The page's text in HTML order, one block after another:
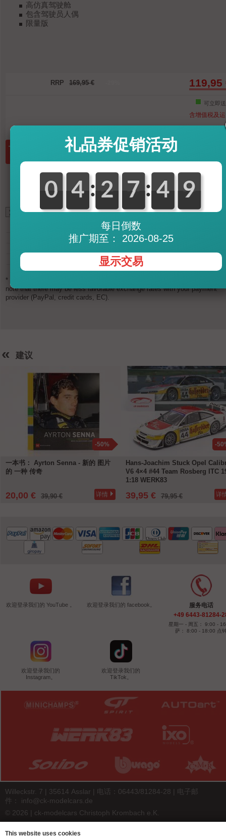
高仿真驾驶舱
包含驾驶员人偶
限量版
RRP 169,95 € 119,95
可立即
含增值税及
*
132,68
CHF (Swiss Franc) 931,16
CNY (Chinese Yuan)
180,49
SGD (Singapore Dollar) 4.011
* Exchange rates are updated several times a day and are not binding.
note that there may be less favorable exchange rates with your payment
provider (PayPal, credit cards, EC).
« 建议
-50%
一本书： Ayrton Senna - 新的 图片
的 一种 传奇
20,00 € 39,90 € 详情
-
Hans-Joachim Stuck Opel
V6 4×4 #44 Team Rosberg ITC
1:18 WERK83
39,95 € 79,95 € 详
欢迎登录我们的 YouTube 。 欢迎登录我们的 facebook。
欢迎登录我们的
Instagram。
欢迎登录我们的
TikTok。
服务电话
+49 6443-81284-
星期一 - 周五： 9:00 -
萨： 8:00 - 18:00 点
Willeckstr. 7 | 35614 Asslar | 电话：06443/81284-28 | 电子邮
件： info@ck-modelcars.de
© 2026 | ck-modelcars Christoph Krombach e.K.
This website uses cookies
礼品券促销活动
0
0
0 0
4
4 : 0
2
2 0
7
7 : 5
4
4 0
9
9
每日倒数
推广期至： 2026-08-25
显示交易